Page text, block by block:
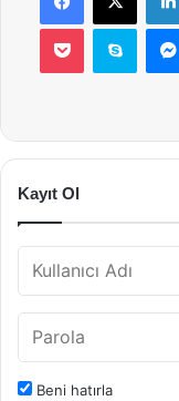
Pocket Skype
Kayıt Ol
Beni hatırla